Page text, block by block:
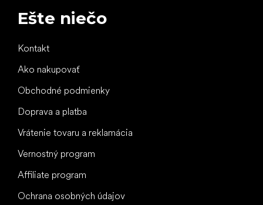
Ešte niečo
Kontakt
Ako nakupovať
Obchodné podmienky
Doprava a platba
Vrátenie tovaru a reklamácia
Vernostný program
Affiliate program
Ochrana osobných údajov